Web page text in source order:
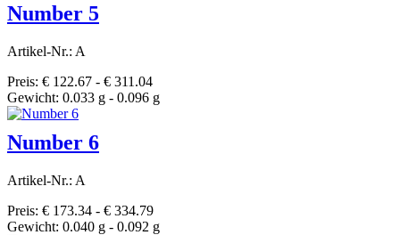
Number 5
Artikel-Nr.: A
Preis: € 122.67 - € 311.04
Gewicht: 0.033 g - 0.096 g
Number 6
Artikel-Nr.: A
Preis: € 173.34 - € 334.79
Gewicht: 0.040 g - 0.092 g